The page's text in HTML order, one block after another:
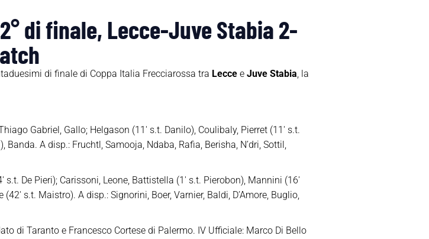
di finale, Lecce-Juve Stabia 2-
di finale di Coppa Italia Frecciarossa tra Leccee Juve Stabia, la
Gabriel, Gallo; Helgason (11′ s.t. Danilo), Coulibaly, Pierret (11′ s.t.
A disp.: Fruchtl, Samooja, Ndaba, Rafia, Berisha, N’dri, Sottil,
s.t. De Pieri); Carissoni, Leone, Battistella (1′ s.t. Pierobon), Mannini (16′
s.t. Maistro). A disp.: Signorini, Boer, Varnier, Baldi, D’Amore, Buglio,
di Taranto e Francesco Cortese di Palermo. IV Ufficiale: Marco Di Bello